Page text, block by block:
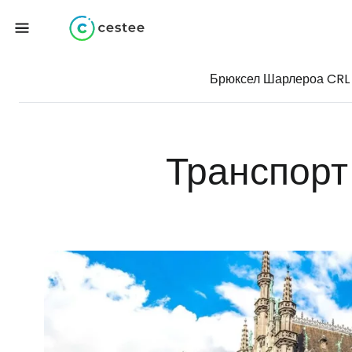
Брюксел Шарлероа CRL